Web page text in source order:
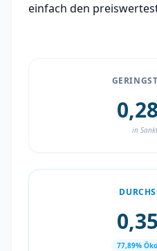
einfach den
0,28
in
0,35
77,89%